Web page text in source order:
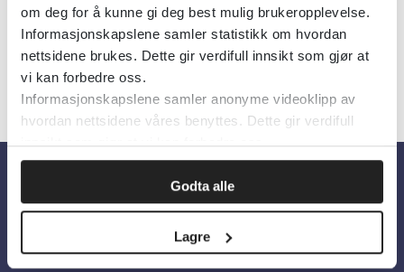
om deg for å kunne gi deg best mulig brukeropplevelse.
Informasjonskapslene samler statistikk om hvordan
nettsidene brukes. Dette gir verdifull innsikt som gjør at
vi kan forbedre oss.
Informasjonskapslene samler anonyme videoklipp av
hvordan nettsidene våres benyttes. Dette gir verdifull
innsikt som gjør at vi kan forbedre oss.
Godta alle
Lagre
Om oss
Om Helsebiblioteket